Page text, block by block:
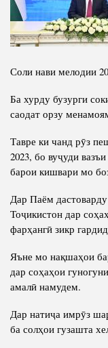
Салоҳият
Тарҷумаи ҳол
Китобҳо
Мақолаҳо
Хадамоти матбуот
ПРЕЗИДЕНТИ
Сохтори
Роҳбарон ва
Соли нави мелодии
Ба хурду бузурги
саодат орзу
Тавре ки чанд рӯз
2023, бо вуҷуди
барои кишвари мо
Дар Паём
Тоҷикистон дар
фарҳангӣ зикр
Яъне мо нақшаҳои
дар соҳаҳои
амалӣ намудем.
Дар натиҷа имрӯз
ба солҳои гузашта